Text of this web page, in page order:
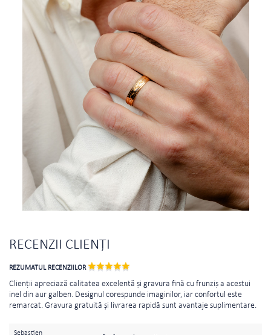
RECENZII CLIENȚI
REZUMATUL RECENZIILOR
Clienții apreciază calitatea excelentă și gravura fină cu frunziș a acestui
inel din aur galben. Designul corespunde imaginilor, iar confortul este
remarcat. Gravura gratuită și livrarea rapidă sunt avantaje suplimentare.
Sebastien